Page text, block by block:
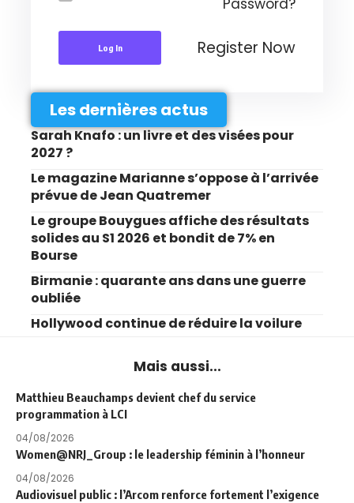
Password?
Log In Register Now
Les dernières actus
Sarah Knafo : un livre et des visées pour
2027 ?
Le magazine Marianne s’oppose à l’arrivée
prévue de Jean Quatremer
Le groupe Bouygues affiche des résultats
solides au S1 2026 et bondit de 7% en
Bourse
Birmanie : quarante ans dans une guerre
oubliée
Hollywood continue de réduire la voilure
Mais aussi...
Matthieu Beauchamps devient chef du service
programmation à LCI
04/08/2026
Women@NRJ_Group : le leadership féminin à l’honneur
04/08/2026
Audiovisuel public : l’Arcom renforce fortement l’exigence